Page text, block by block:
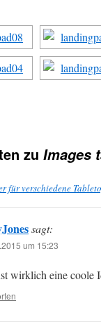
zu Images
für verschiedene
sagt:
um 15:23
wirklich eine coole